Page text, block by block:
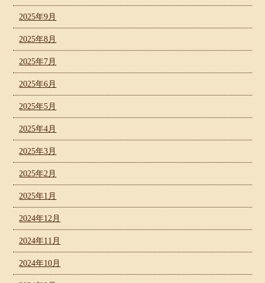
2025年9月
2025年8月
2025年7月
2025年6月
2025年5月
2025年4月
2025年3月
2025年2月
2025年1月
2024年12月
2024年11月
2024年10月